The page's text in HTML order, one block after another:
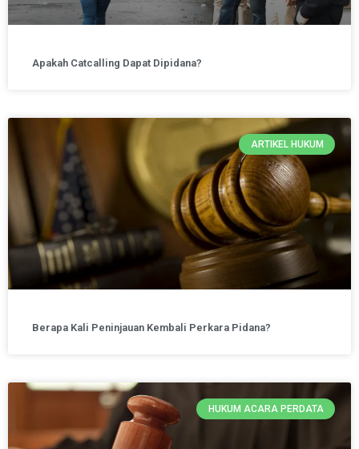
Apakah Catcalling Dapat Dipidana?
ARTIKEL HUKUM
Berapa Kali Peninjauan Kembali Perkara Pidana?
HUKUM ACARA PERDATA